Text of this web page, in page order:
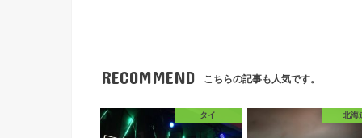
RECOMMEND こちらの記事も人気です。
タイ 北海